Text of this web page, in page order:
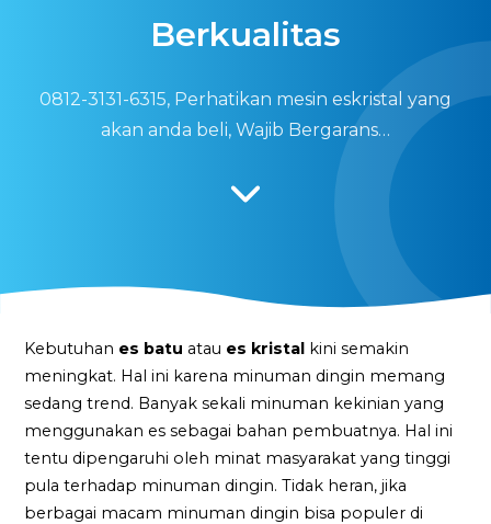
Berkualitas
0812-3131-6315, Perhatikan mesin eskristal yang
akan anda beli, Wajib Bergarans…
Kebutuhan es batu atau es kristal kini semakin
meningkat. Hal ini karena minuman dingin memang
sedang trend. Banyak sekali minuman kekinian yang
menggunakan es sebagai bahan pembuatnya. Hal ini
tentu dipengaruhi oleh minat masyarakat yang tinggi
pula terhadap minuman dingin. Tidak heran, jika
berbagai macam minuman dingin bisa populer di